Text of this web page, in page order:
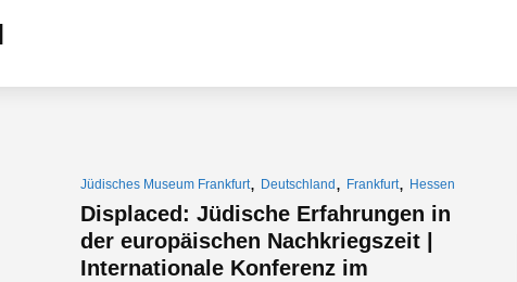
Jüdisches Museum Frankfurt, Deutschland , Frankfurt, Hessen
Displaced: Jüdische Erfahrungen in
der europäischen Nachkriegszeit |
Internationale Konferenz im